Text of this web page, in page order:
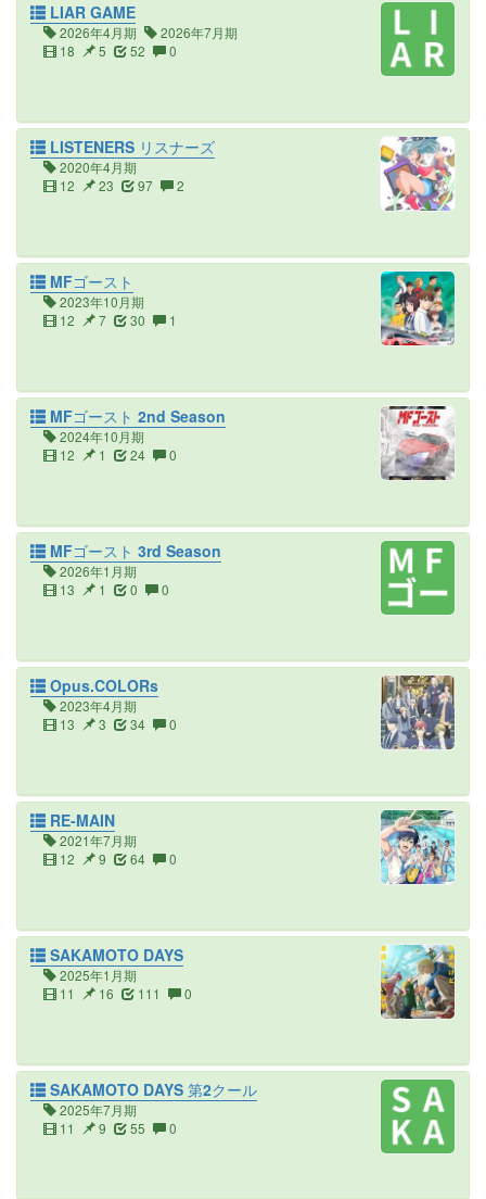
LIAR GAME
2026年4月期
2026年7月期
18
5 52 0
LISTENERS リスナーズ
2020年4月期
12
23 97 2
MFゴースト
2023年10月期
12
7 30 1
MFゴースト 2nd Season
2024年10月期
12
1 24 0
MFゴースト 3rd Season
2026年1月期
13
1 0 0
Opus.COLORs
2023年4月期
13
3 34 0
RE-MAIN
2021年7月期
12
9 64 0
SAKAMOTO DAYS
2025年1月期
11
16 111 0
SAKAMOTO DAYS 第2クール
2025年7月期
11
9 55 0